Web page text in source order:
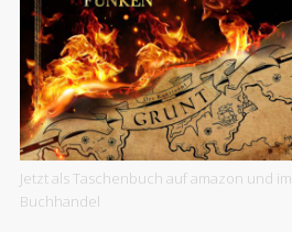
Jetzt als Taschenbuch auf amazon und im
Buchhandel